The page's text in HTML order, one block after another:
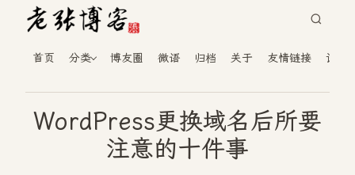
首页 分类 博友圈 微语 归档 关于 友情链接 读者
WordPress更换域名后所要
注意的十件事